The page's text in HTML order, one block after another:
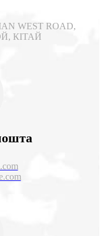
WEST ROAD,
КІТАЙ